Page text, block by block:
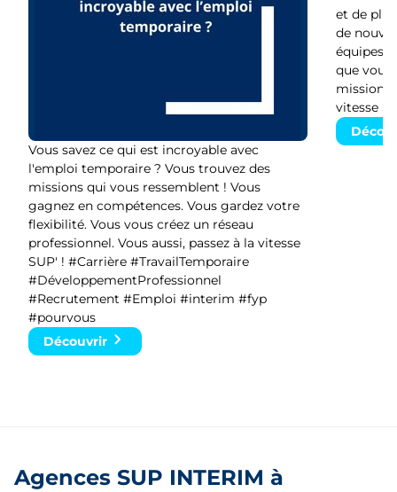
Vous savez ce qui est incroyable avec
l'emploi temporaire ? Vous trouvez des
missions qui vous ressemblent ! Vous
gagnez en compétences. Vous gardez votre
flexibilité. Vous vous créez un réseau
professionnel. Vous aussi, passez à la vitesse
SUP' ! #Carrière #TravailTemporaire
#DéveloppementProfessionnel
#Recrutement #Emploi #interim #fyp
#pourvous
Découvrir
et de
de
équipes
que vous
missions.
vitesse
Agences SUP INTERIM à